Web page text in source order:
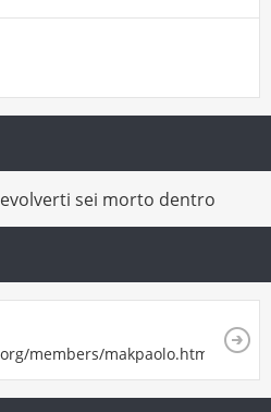
sei morto dentro
members/makpaolo.html